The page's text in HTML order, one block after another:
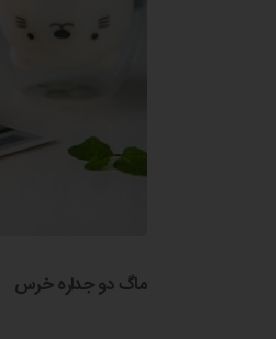
ماگ دو جداره خرس